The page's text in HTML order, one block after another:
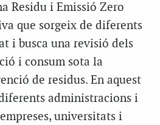
Residu i Emissió Zero
que sorgeix de diferents
i busca una revisió dels
i consum sota la
de residus. En aquest
administracions i
universitats i